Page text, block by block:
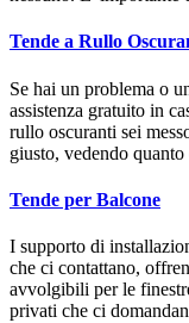
Tende a Rullo
Se hai un problema o
assistenza gratuito in
rullo oscuranti sei
giusto, vedendo
Tende per Balcone
I supporto di
che ci contattano,
avvolgibili per le
privati che ci